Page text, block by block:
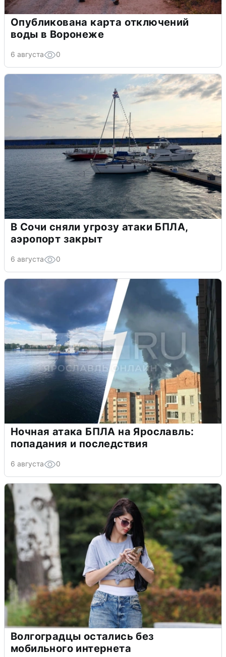
Опубликована карта отключений
воды в Воронеже
6 августа 0
В Сочи сняли угрозу атаки БПЛА,
аэропорт закрыт
6 августа 0
Ночная атака БПЛА на Ярославль:
попадания и последствия
6 августа 0
Волгоградцы остались без
мобильного интернета